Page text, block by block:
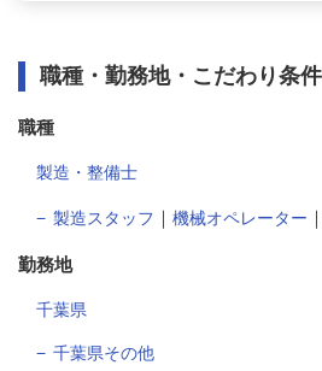
職種・勤務地・こだわり条
職種
製造・整備士
製造スタッフ ｜ 機械オペレーター ｜
勤務地
千葉県
千葉県その他